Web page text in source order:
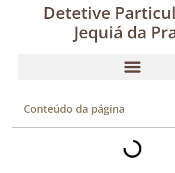
Detetive
Jequiá da
Conteúdo da página